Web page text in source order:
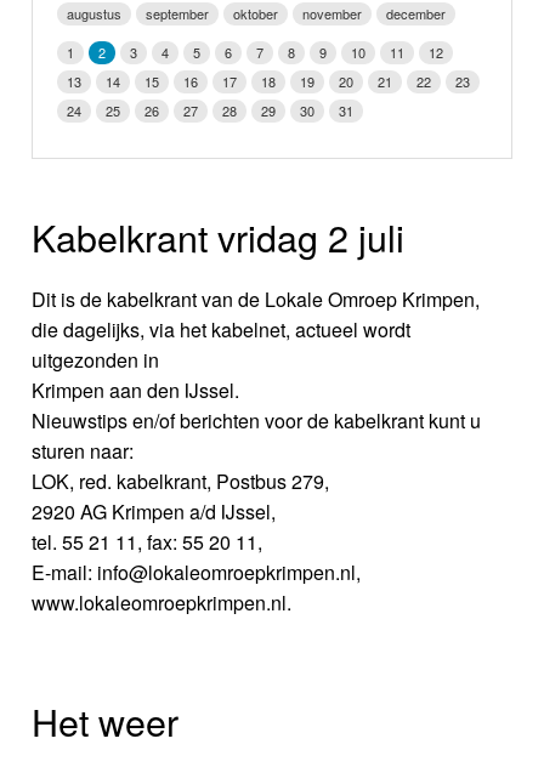
Vacatures
Info
augustus
september oktober november
december
1
2 3 4 5 6 7 8 9 10 11
12
13
14 15 16 17 18 19 20 21 22
23
24
25 26 27 28 29 30 31
Kabelkrant vridag 2 juli
Dit is de kabelkrant van de Lokale Omroep Krimpen,
die dagelijks, via het kabelnet, actueel wordt
uitgezonden in
Krimpen aan den IJssel.
Nieuwstips en/of berichten voor de kabelkrant kunt u
sturen naar:
LOK, red. kabelkrant, Postbus 279,
2920 AG Krimpen a/d IJssel,
tel. 55 21 11, fax: 55 20 11,
E-mail: info@lokaleomroepkrimpen.nl,
www.lokaleomroepkrimpen.nl.
Het weer